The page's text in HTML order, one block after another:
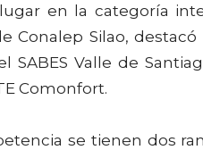
en la categoría
Conalep Silao,
Valle de
Comonfort.
se tienen dos